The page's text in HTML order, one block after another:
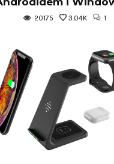
20175 3.04K 1